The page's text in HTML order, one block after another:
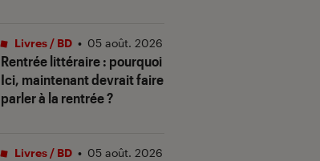
Rentrée littéraire : pourquoi
Ici, maintenant devrait faire
parler à la rentrée ?
Livres / BD • 05 août. 2026
Livres / BD • 05 août. 2026